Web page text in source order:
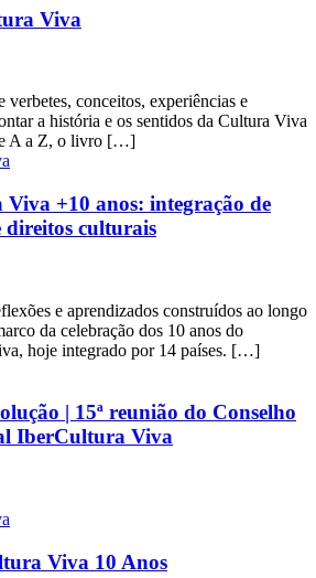
Viva
conceitos, experiências e
a história e os sentidos da Cultura Viva
A a Z, o livro […]
+10 anos: integração de
direitos culturais
e aprendizados construídos ao longo
da celebração dos 10 anos do
hoje integrado por 14 países. […]
| 15ª reunião do Conselho
IberCultura Viva
Viva 10 Anos